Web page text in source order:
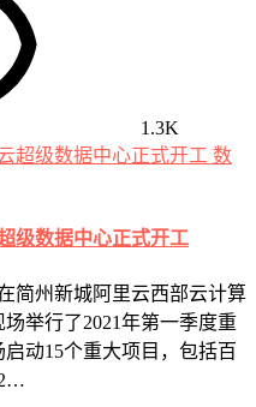
1.3K
数
级数据中心正式开工
简州新城阿里云西部云计算
举行了2021年第一季度重
动15个重大项目，包括百